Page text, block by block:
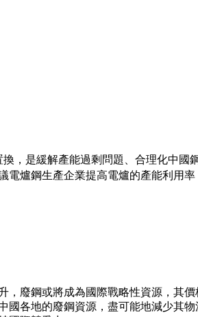
，是緩解產能過剩問題、合理化中國
爐鋼生產企業提高電爐的產能利用
廢鋼或將成為國際戰略性資源，其
各地的廢鋼資源，盡可能地減少其